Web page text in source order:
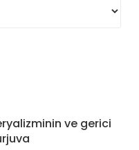
ve gerici